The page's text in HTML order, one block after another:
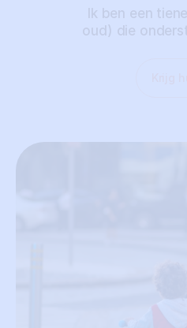
Ik ben een
oud) die